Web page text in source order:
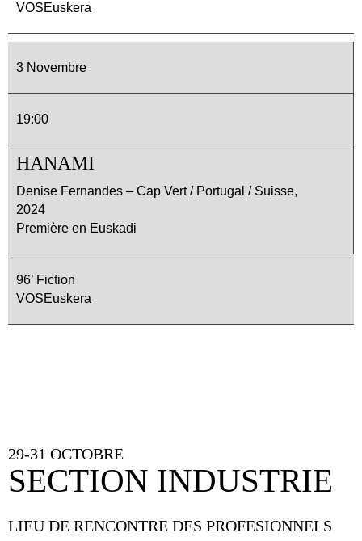
VOSEuskera
3 Novembre
19:00
HANAMI
Denise Fernandes – Cap Vert / Portugal / Suisse,
2024
Première en Euskadi
96’ Fiction
VOSEuskera
29-31 OCTOBRE
SECTION INDUSTRIE
LIEU DE RENCONTRE DES PROFESIONNELS